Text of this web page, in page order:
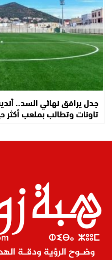
جدل يرافق نهائي السد..
تاونات وتطالب بملعب أكثر